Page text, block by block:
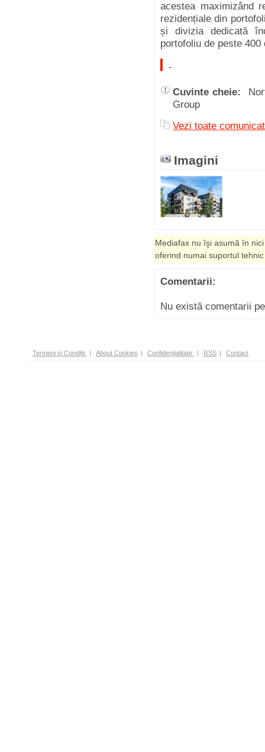
acestea maximizând
rezidențiale din
și divizia dedicată
portofoliu de peste
.
Cuvinte cheie:
Group
Vezi toate
Imagini
Mediafax nu îşi asumă în
oferind numai suportul
Comentarii:
Nu există comentarii
Termeni şi Condiţii | About Cookies | Confidenţialitate | RSS | Contact